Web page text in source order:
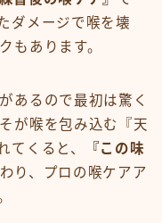
ダメージで喉を壊
もあります。
あるので最初は驚く
が喉を包み込む『天
てくると、
『この味
り、プロの喉ケアア